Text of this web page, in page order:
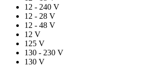
12 - 240 V
12 - 28 V
12 - 48 V
12 V
125 V
130 - 230 V
130 V